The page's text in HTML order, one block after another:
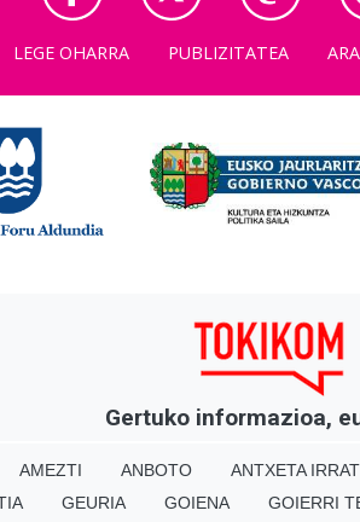
LEGE OHARRA PUBLIZITATEA
Gertuko informazioa,
AMEZTI ANBOTO ANTXETA
GEURIA GOIENA GOIERRI